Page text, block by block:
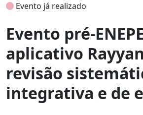
Evento já realizado
Evento pré-
aplicativo
revisão
integrativa e de